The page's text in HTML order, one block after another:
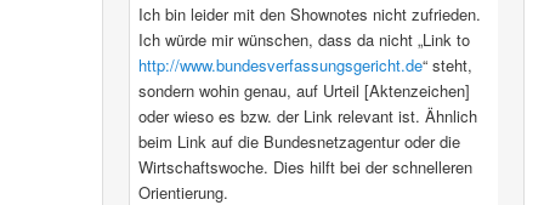
Ich bin leider mit den Shownotes nicht zufrieden.
Ich würde mir wünschen, dass da nicht „Link to
http://www.bundesverfassungsgericht.de“ steht,
sondern wohin genau, auf Urteil [Aktenzeichen]
oder wieso es bzw. der Link relevant ist. Ähnlich
beim Link auf die Bundesnetzagentur oder die
Wirtschaftswoche. Dies hilft bei der schnelleren
Orientierung.